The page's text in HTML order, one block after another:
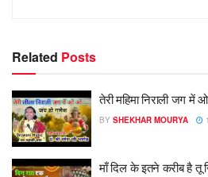
Related Posts
तेरी महिमा निराली जग
BY SHEKHAR MOURYA
माँ दिल के इतने करीब है